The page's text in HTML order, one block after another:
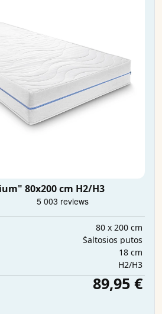
80x200 cm H2/H3
80 x 200 cm
Šaltosios putos
18 cm
H2/H3
89,95 €